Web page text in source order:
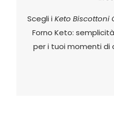
Scegli i Keto Biscottoni
Forno Keto:
per i tuoi momenti di